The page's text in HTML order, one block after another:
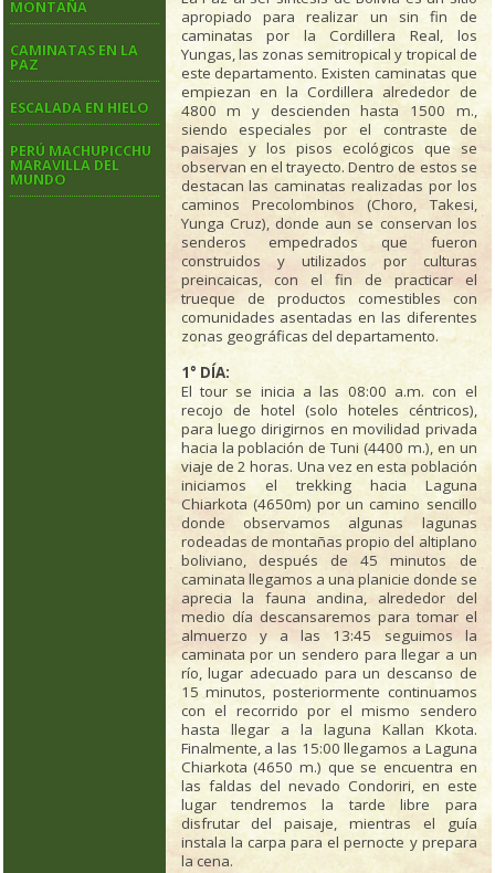
MONTAÑA
CAMINATAS EN LA
PAZ
ESCALADA EN HIELO
PERÚ MACHUPICCHU
MARAVILLA DEL
MUNDO
apropiado para realizar un sin fin de
caminatas por la Cordillera Real, los
Yungas, las zonas semitropical y tropical de
este departamento. Existen caminatas que
empiezan en la Cordillera alrededor de
4800 m y descienden hasta 1500 m.,
siendo especiales por el contraste de
paisajes y los pisos ecológicos que se
observan en el trayecto. Dentro de estos se
destacan las caminatas realizadas por los
caminos Precolombinos (Choro, Takesi,
Yunga Cruz), donde aun se conservan los
senderos empedrados que fueron
construidos y utilizados por culturas
preincaicas, con el fin de practicar el
trueque de productos comestibles con
comunidades asentadas en las diferentes
zonas geográficas del departamento.
1° DÍA:
El tour se inicia a las 08:00 a.m. con el
recojo de hotel (solo hoteles céntricos),
para luego dirigirnos en movilidad privada
hacia la población de Tuni (4400 m.), en un
viaje de 2 horas. Una vez en esta población
iniciamos el trekking hacia Laguna
Chiarkota (4650m) por un camino sencillo
donde observamos algunas lagunas
rodeadas de montañas propio del altiplano
boliviano, después de 45 minutos de
caminata llegamos a una planicie donde se
aprecia la fauna andina, alrededor del
medio día descansaremos para tomar el
almuerzo y a las 13:45 seguimos la
caminata por un sendero para llegar a un
río, lugar adecuado para un descanso de
15 minutos, posteriormente continuamos
con el recorrido por el mismo sendero
hasta llegar a la laguna Kallan Kkota.
Finalmente, a las 15:00 llegamos a Laguna
Chiarkota (4650 m.) que se encuentra en
las faldas del nevado Condoriri, en este
lugar tendremos la tarde libre para
disfrutar del paisaje, mientras el guía
instala la carpa para el pernocte y prepara
la cena.